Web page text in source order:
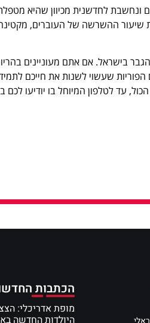
ונחשבת לחדשנית מכיוון שהיא
ההשרשה של העוברים,
בישראל. אם אתם מעוניינים
הפוריות שעשוי לשנות את חייכם
עד לטלפון המיוחל בו יודיעו
הכתבות
מופת אדריכלי:
היולדות החדשה